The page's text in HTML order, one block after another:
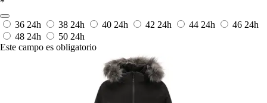
36 24h 38 24h 40 24h 42 24h 44 24h 46 24h
48 24h 50 24h
Este campo es obligatorio